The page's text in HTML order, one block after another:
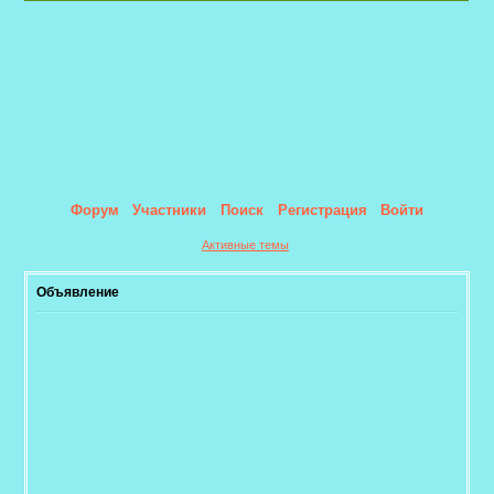
Форум Участники Поиск Регистрация Войти
Активные темы
Объявление